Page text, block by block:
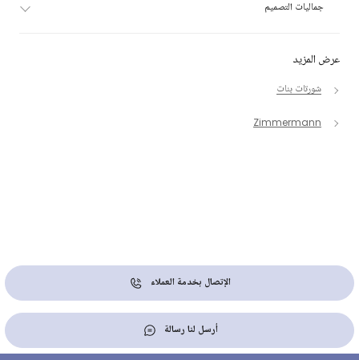
عرض المزيد
شورتات بنات
Zimmermann
جماليات التصميم
الإتصال بخدمة العملاء
أرسل لنا رسالة